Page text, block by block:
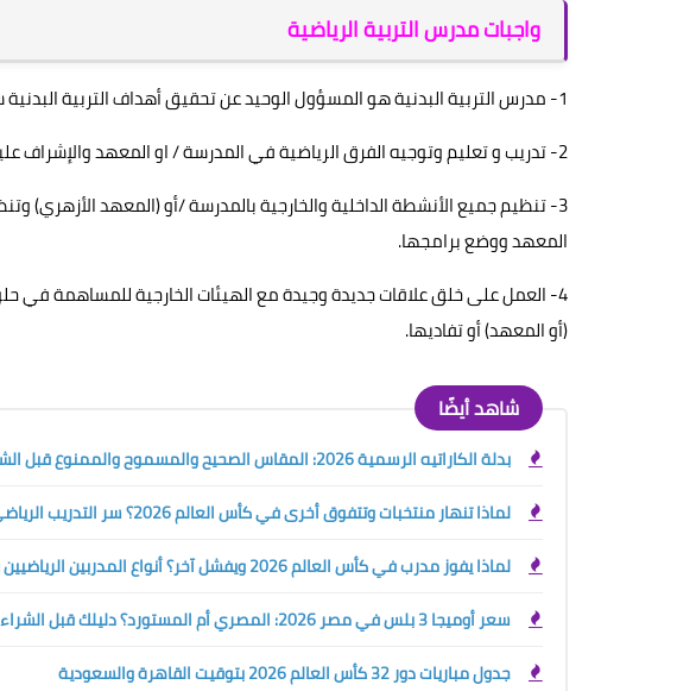
واجبات مدرس التربية الرياضية
1- مدرس التربية البدنية هو المسؤول الوحيد عن تحقيق أهداف التربية البدنية سواء كانت تربوية أو تعليمية.
2- تدريب و تعليم وتوجيه الفرق الرياضية في المدرسة / او المعهد والإشراف عليها.
3- تنظيم جميع الأنشطة الداخلية والخارجية بالمدرسة /أو (المعهد الأزهري)
المعهد ووضع برامجها.
4- العمل على خلق علاقات جديدة وجيدة مع الهيئات الخارجية للمساهمة في
(أو المعهد) أو تفاديها.
شاهد أيضًا
بدلة الكاراتيه الرسمية 2026: المقاس الصحيح والمسموح والممنوع قبل الشراء أو البطولة
لماذا تنهار منتخبات وتتفوق أخرى في كأس العالم 2026؟ سر التدريب الرياضي الحديث
لماذا يفوز مدرب في كأس العالم 2026 ويفشل آخر؟ أنواع المدربين الرياضيين وسر صناعة البطل
سعر أوميجا 3 بلس في مصر 2026: المصري أم المستورد؟ دليلك قبل الشراء
جدول مباريات دور 32 كأس العالم 2026 بتوقيت القاهرة والسعودية